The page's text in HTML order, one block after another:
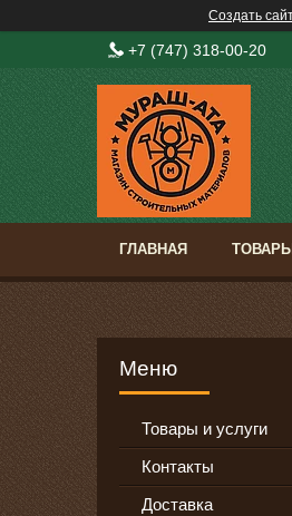
Создать
+7 (747) 318-00-20
ГЛАВНАЯ
Товары и услуги
Контакты
Доставка